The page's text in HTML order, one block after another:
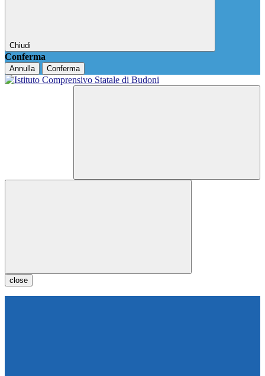
Chiudi
Conferma
Annulla Conferma
close